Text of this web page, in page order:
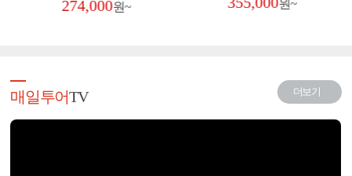
274,000원~ 원~
매일투어TV 더보기